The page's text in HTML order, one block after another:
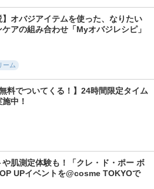
5.2
11720件
5.3
2971件
5.7
700件
バリア365 カプ
トナー
6.0
434件
ローメルト クレン
ジングバーム クロ
】オバジアイテムを使った、なりたい
アの組み合わせ「Myオバジレシピ」
ーム
無料でついてくる！】24時間限定タイム
中！
や肌測定体験も！「クレ・ド・ポー ボ
UPイベントを@cosme TOKYOで